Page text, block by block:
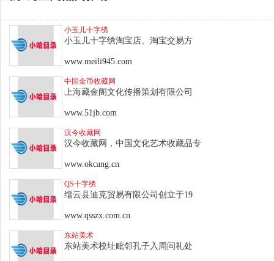
小玉儿十字绣
小玉儿十字绣淘宝店、淘宝交易方
www.meili945.com
中国金币收藏网
上海藏金阁文化传播策划有限公司
www.51jb.com
汉今收藏网
汉今收藏网，中国文化艺术收藏品专
www.okcang.cn
QS十字绣
缙云县迪克贸易有限公司创立于19
www.qsszx.com.cn
东站美术
东站美术校址毗邻孔子入周问礼处